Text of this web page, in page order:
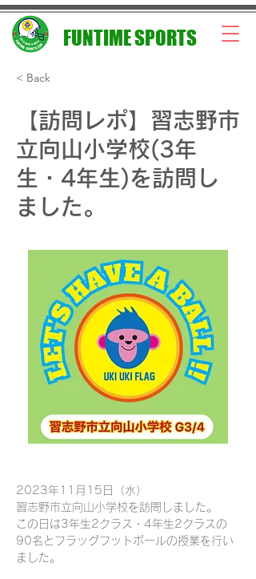
FUNTIME SPORTS
< Back
【訪問レポ】習志野市
立向山小学校(3年
生・4年生)を訪問し
ました。
2023年11月15日（水）
習志野市立向山小学校を訪問しました。
この日は3年生2クラス・4年生2クラスの
90名とフラッグフットボールの授業を行い
ました。